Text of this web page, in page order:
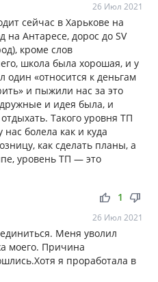
26 Июл 2021
сейчас в Харькове на
на Антаресе, дорос до SV
кроме слов
школа была хорошая, и у
один «относится к деньгам
и пыжили нас за это
и идея была, и
Такого уровня ТП
болела как и куда
как сделать планы, а
уровень ТП — это
thumb_up thumb_down
1
26 Июл 2021
Меня уволил
моего. Причина
я проработала в